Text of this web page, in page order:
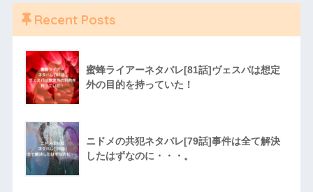
Recent Posts
蜜蜂ライアーネタバレ[81話]ヴェスパは想定
外の目的を持っていた！
ニドメの共犯ネタバレ[79話]事件は全て解決
したはずなのに・・・。